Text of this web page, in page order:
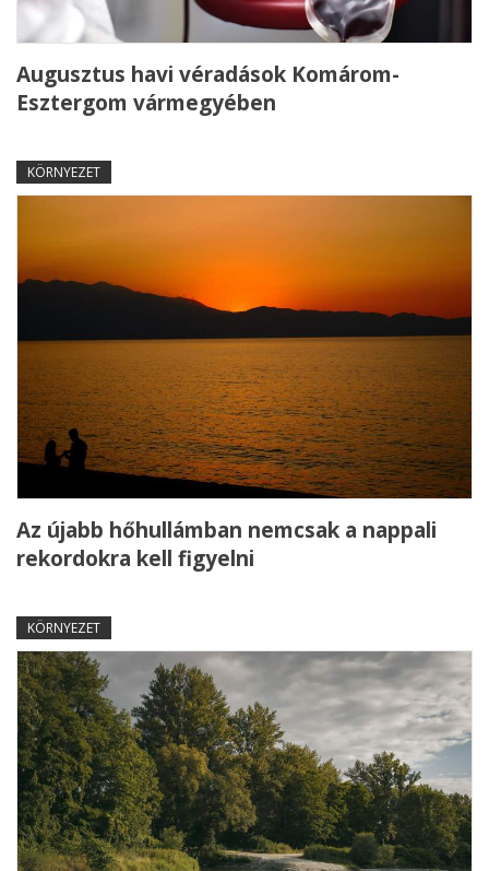
Augusztus havi véradások Komárom-
Esztergom vármegyében
KÖRNYEZET
Az újabb hőhullámban nemcsak a nappali
rekordokra kell figyelni
KÖRNYEZET